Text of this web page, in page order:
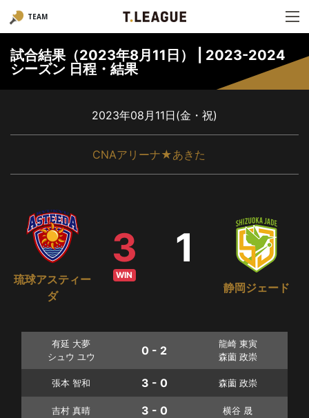
TEAM
試合結果（2023年8月11日） | 2023-2024
シーズン 日程・結果
2023年08月11日(金・祝)
CNAアリーナ★あきた
琉球アスティー
ダ
3
WIN
静岡ジェード
1
有延 大夢
シュウ ユウ
0 - 2
龍崎 東寅
森薗 政崇
張本 智和 3 - 0 森薗 政崇
吉村 真晴 3 - 0 横谷 晟